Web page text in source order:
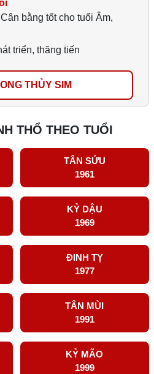
bằng tốt cho tuổi Âm,
triển, thăng tiến
XEM PHONG THỦY SIM
THỔ THEO TUỔI
TÂN SỬU
1961
KỶ DẬU
1969
ĐINH TỴ
1977
TÂN MÙI
1991
KỶ MÃO
1999